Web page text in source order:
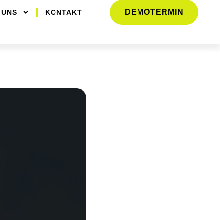
KONTAKT DEMOTERMIN